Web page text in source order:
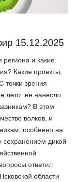
15.12.2025
региона и какие
Какие проекты,
точки зрения
лето, не нанесло
В этом
волков, и
особенно на
сохранением дикой
ответил
области